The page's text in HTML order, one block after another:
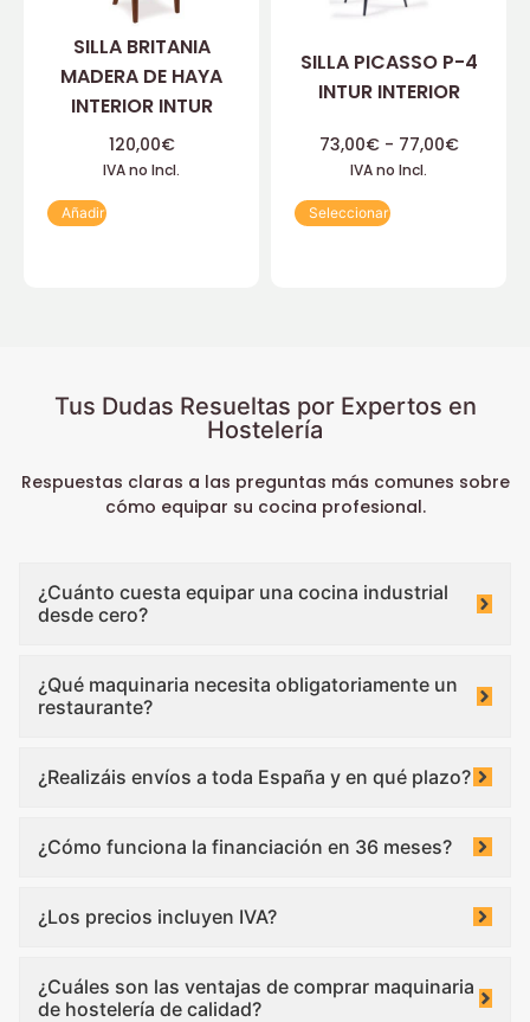
SILLA BRITANIA
MADERA DE HAYA
INTERIOR INTUR
120,00€
IVA no Incl.
Añadir
SILLA PICASSO P-4
INTUR INTERIOR
73,00€ - 77,00€
IVA no Incl.
Seleccionar
Tus Dudas Resueltas por Expertos en
Hostelería
Respuestas claras a las preguntas más comunes sobre
cómo equipar su cocina profesional.
¿Cuánto cuesta equipar una cocina industrial
desde cero?
¿Qué maquinaria necesita obligatoriamente un
restaurante?
¿Realizáis envíos a toda España y en qué plazo?
¿Cómo funciona la financiación en 36 meses?
¿Los precios incluyen IVA?
¿Cuáles son las ventajas de comprar maquinaria
de hostelería de calidad?